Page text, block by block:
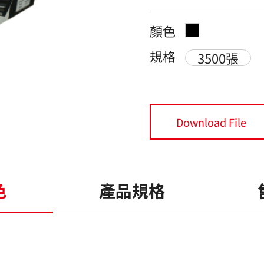
顏色
規格
3500張
Download File
產品規格